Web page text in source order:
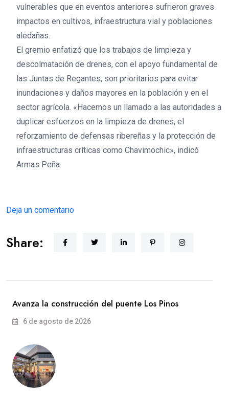
vulnerables que en eventos anteriores sufrieron graves
impactos en cultivos, infraestructura vial y poblaciones
aledañas.
El gremio enfatizó que los trabajos de limpieza y
descolmatación de drenes, con el apoyo fundamental de
las Juntas de Regantes, son prioritarios para evitar
inundaciones y daños mayores en la población y en el
sector agrícola. «Hacemos un llamado a las autoridades a
duplicar esfuerzos en la limpieza de drenes, el
reforzamiento de defensas ribereñas y la protección de
infraestructuras críticas como Chavimochic», indicó
Armas Peña.
Deja un comentario
Share:
Avanza la construcción del puente Los Pinos
6 de agosto de 2026